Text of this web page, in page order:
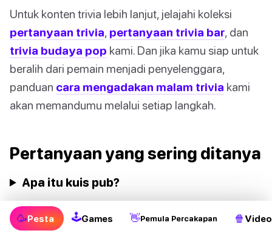
Untuk konten trivia lebih lanjut, jelajahi koleksi
pertanyaan trivia, pertanyaan trivia bar, dan
trivia budaya pop kami. Dan jika kamu siap untuk
beralih dari pemain menjadi penyelenggara,
panduan cara mengadakan malam trivia kami
akan memandumu melalui setiap langkah.
Pertanyaan yang sering ditanya
Apa itu kuis pub?
Bagaimana cara bermain kuis pub?
🥳Pesta 🕹Games 👋Pemula Percakapan 🍿 Video